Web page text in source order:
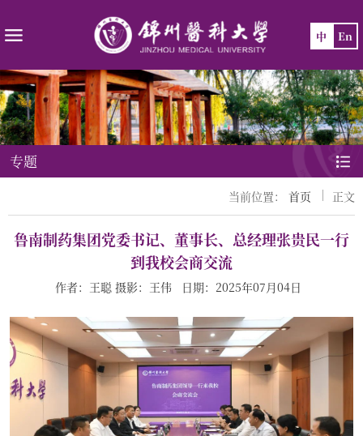
中 En
专题
当前位置： 首页 正文
鲁南制药集团党委书记、董事长、总经理张贵民一行
到我校会商交流
作者：王聪 摄影：王伟 日期：2025年07月04日